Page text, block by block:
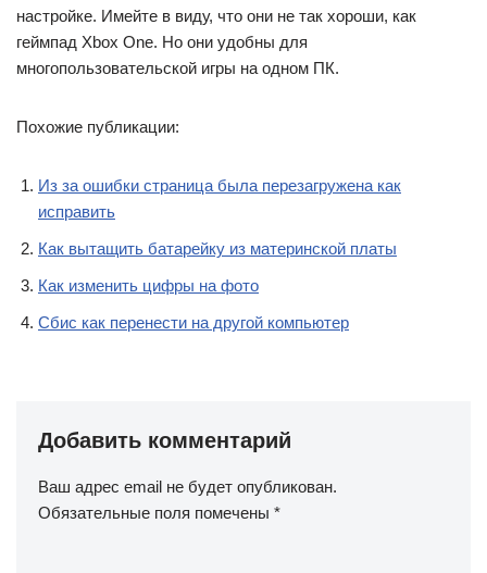
настройке. Имейте в виду, что они не так хороши, как
геймпад Xbox One. Но они удобны для
многопользовательской игры на одном ПК.
Похожие публикации:
Из за ошибки страница была перезагружена как
исправить
Как вытащить батарейку из материнской платы
Как изменить цифры на фото
Сбис как перенести на другой компьютер
Добавить комментарий
Ваш адрес email не будет опубликован.
Обязательные поля помечены *